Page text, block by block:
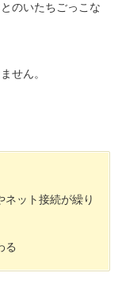
のいたちごっこな
せん。
ネット接続が繰り
る